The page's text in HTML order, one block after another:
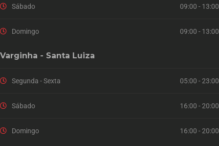
Sábado 09:00 - 13:00
Domingo 09:00 - 13:00
Varginha - Santa Luiza
Segunda - Sexta 05:00 - 23:00
Sábado 16:00 - 20:00
Domingo 16:00 - 20:00